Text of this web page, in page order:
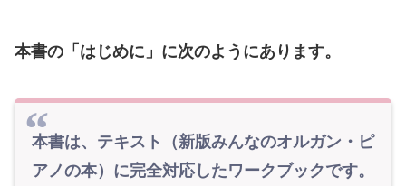
本書の「はじめに」に次のようにあります。
本書は、テキスト（新版みんなのオルガン・ピ
アノの本）に完全対応したワークブックです。